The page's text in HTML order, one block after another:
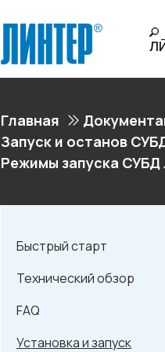
Главная
Запуск и останов
Режимы запуска
Быстрый старт
Технический обзор
FAQ
Установка и запуск